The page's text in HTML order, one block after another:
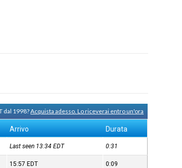
dal 1998?Acquista adesso. Lo riceverai entro un'ora
Arrivo Durata
Last seen 13:34EDT 0:31
15:57 EDT 0:09